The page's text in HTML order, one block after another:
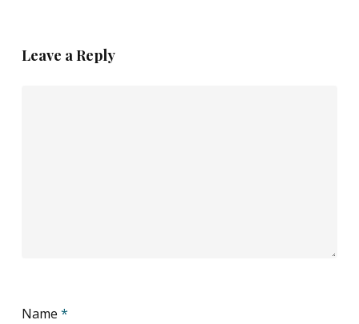
Leave a Reply
Name *